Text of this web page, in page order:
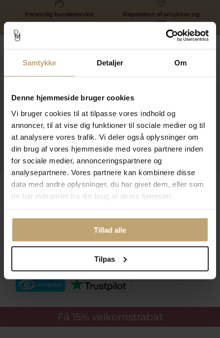
Samtykke Detaljer Om
Denne hjemmeside bruger cookies
Vi bruger cookies til at tilpasse vores indhold og
annoncer, til at vise dig funktioner til sociale medier og til
at analysere vores trafik. Vi deler også oplysninger om
din brug af vores hjemmeside med vores partnere inden
for sociale medier, annonceringspartnere og
analysepartnere. Vores partnere kan kombinere disse
data med andre oplysninger, du har givet dem, eller som
de har indsamlet fra din brug af deres tjenester.
Tillad alle
Tilpas
Personlig kundeservice
Reparation af smykker og
ure
Kontakt
Åbningstider I Butikken
Information
Praktiske Sider
Leveringsmuligheder
Betalingsmuligheder
Sikker Og Tryg E-Handel
Få 15% velkomstrabat